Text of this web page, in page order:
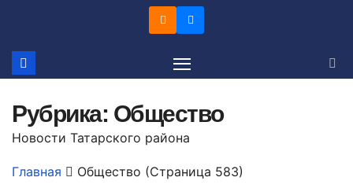
содержимому
Рубрика: Общество
Новости Татарского района
Главная Общество (Страница 583)